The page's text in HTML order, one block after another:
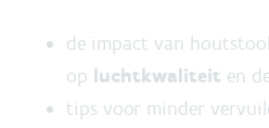
de impact van
op luchtkwaliteit en
tips voor minder